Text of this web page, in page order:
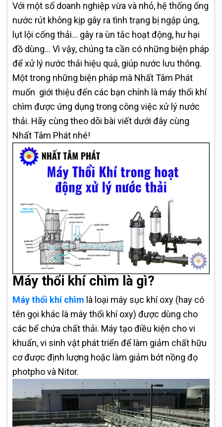
Với một số doanh nghiệp vừa và nhỏ, hệ thống ống
nước rút không kịp gây ra tình trạng bị ngập úng,
lụt lội cống thải… gây ra ùn tắc hoạt động, hư hại
đồ dùng… Vì vậy, chúng ta cần có những biện pháp
để xử lý nước thải hiệu quả, giúp nước lưu thông.
Một trong những biện pháp mà Nhất Tâm Phát
muốn giới thiệu đến các bạn chính là máy thổi khí
chìm được ứng dụng trong công việc xử lý nước
thải. Hãy cùng theo dõi bài viết dưới đây cùng
Nhất Tâm Phát nhé!
Máy thổi khí chìm là gì?
Máy thổi khí chìm là loại máy sục khí oxy (hay có
tên gọi khác là máy thổi khí oxy) được dùng cho
các bể chứa chất thải. Máy tạo điều kiện cho vi
khuẩn, vi sinh vật phát triển để làm giảm chất hữu
cơ được định lượng hoặc làm giảm bớt nồng đọ
photpho và Nitor.